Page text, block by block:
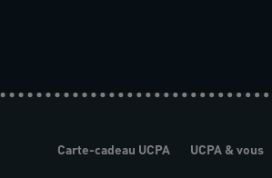
Carte-cadeau UCPA UCPA & vous